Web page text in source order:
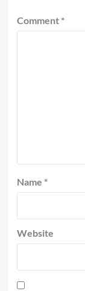
Comment *
Name *
Website